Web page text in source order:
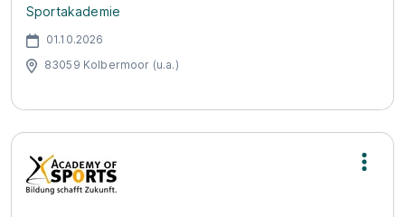
Sportakademie
01.10.2026
83059 Kolbermoor (u.a.)